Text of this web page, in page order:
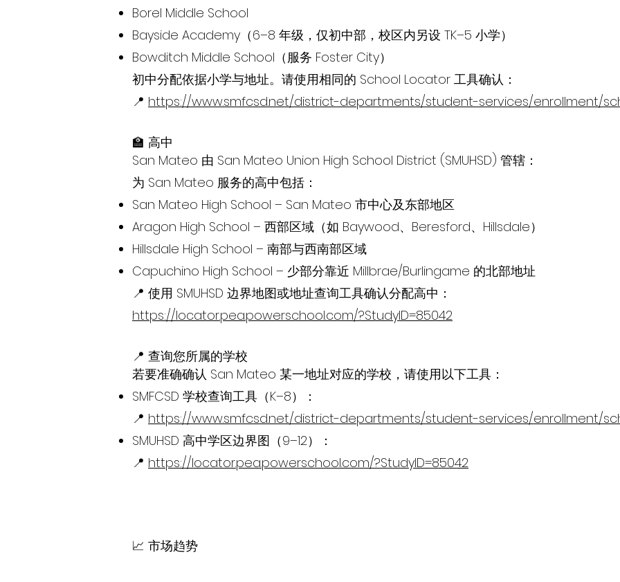
Borel Middle School
Bayside Academy（6–8 年级，仅初中部，校区内另设 TK–5 小学）
Bowditch Middle School（服务 Foster City）
初中分配依据小学与地址。请使用相同的 School Locator 工具确认：
📍 https://www.smfcsd.net/district-departments/student-services/enrollment/
🏫 高中
San Mateo 由 San Mateo Union High School District (SMUHSD) 管辖：
为 San Mateo 服务的高中包括：
San Mateo High School – San Mateo 市中心及东部地区
Aragon High School – 西部区域（如 Baywood、Beresford、Hillsdale）
Hillsdale High School – 南部与西南部区域
Capuchino High School – 少部分靠近 Millbrae/Burlingame 的北部地址
📍 使用 SMUHSD 边界地图或地址查询工具确认分配高中：
https://locator.pea.powerschool.com/?StudyID=85042
📍 查询您所属的学校
若要准确确认 San Mateo 某一地址对应的学校，请使用以下工具：
SMFCSD 学校查询工具（K–8）：
📍 https://www.smfcsd.net/district-departments/student-services/enrollment/
SMUHSD 高中学区边界图（9–12）：
📍 https://locator.pea.powerschool.com/?StudyID=85042
📈 市场趋势